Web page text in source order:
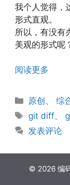
我个人觉得，
形式直观。
所以，有没有
美观的形式呢
阅读更多
分
类
原创 、综
标
签
git diff、
发表评论
© 2026 编